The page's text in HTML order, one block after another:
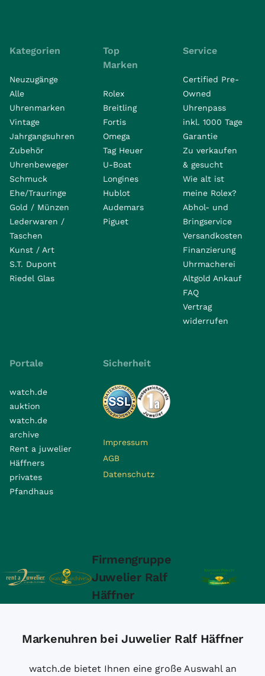
Kategorien
Neuzugänge
Alle
Uhrenmarken
Vintage
Jahrgangsuhren
Zubehör
Uhrenbeweger
Schmuck
Ehe/Trauringe
Gold / Münzen
Lederwaren /
Taschen
Kunst / Art
S.T. Dupont
Riedel Glas
Top
Marken
Rolex
Breitling
Fortis
Omega
Tag Heuer
U-Boat
Longines
Hublot
Audemars
Piguet
Service
Certified Pre-
Owned
Uhrenpass
inkl. 1000 Tage
Garantie
Zu verkaufen
& gesucht
Wie alt ist
meine Rolex?
Abhol- und
Bringservice
Versandkosten
Finanzierung
Uhrmacherei
Altgold Ankauf
FAQ
Vertrag
widerrufen
Portale
watch.de
auktion
watch.de
archive
Rent a juwelier
Häffners
privates
Pfandhaus
Sicherheit
Impressum
AGB
Datenschutz
Firmengruppe
Juwelier Ralf
Häffner
Markenuhren bei Juwelier Ralf Häffner
watch.de bietet Ihnen eine große Auswahl an